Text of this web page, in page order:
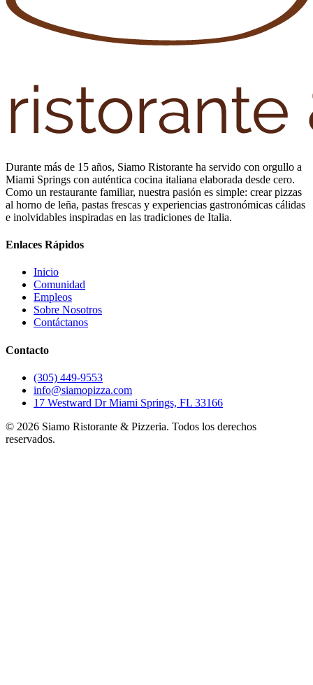
Durante más de 15 años, Siamo Ristorante ha servido con orgullo a
Miami Springs con auténtica cocina italiana elaborada desde cero.
Como un restaurante familiar, nuestra pasión es simple: crear pizzas
al horno de leña, pastas frescas y experiencias gastronómicas cálidas
e inolvidables inspiradas en las tradiciones de Italia.
Enlaces Rápidos
Inicio
Comunidad
Empleos
Sobre Nosotros
Contáctanos
Contacto
(305) 449-9553
info@siamopizza.com
17 Westward Dr Miami Springs, FL 33166
© 2026 Siamo Ristorante & Pizzeria. Todos los derechos
reservados.